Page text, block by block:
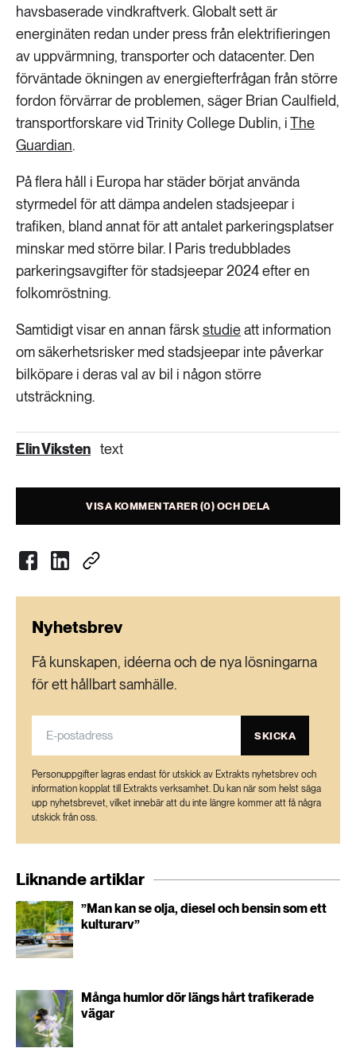
havsbaserade vindkraftverk. Globalt sett är
energinäten redan under press från elektrifieringen
av uppvärmning, transporter och datacenter. Den
förväntade ökningen av energiefterfrågan från större
fordon förvärrar de problemen, säger Brian Caulfield,
transportforskare vid Trinity College Dublin, iThe
Guardian.
På flera håll i Europa har städer börjat använda
styrmedel för att dämpa andelen stadsjeepar i
trafiken, bland annat för att antalet parkeringsplatser
minskar med större bilar. I Paris tredubblades
parkeringsavgifter för stadsjeepar 2024 efter en
folkomröstning.
Samtidigt visar en annan färskstudieatt information
om säkerhetsrisker med stadsjeepar inte påverkar
bilköpare i deras val av bil i någon större
utsträckning.
Elin Viksten text
VISA KOMMENTARER (0) OCH DELA
Nyhetsbrev
Få kunskapen, idéerna och de nya lösningarna
för ett hållbart samhälle.
SKICKA
Personuppgifter lagras endast för utskick av Extrakts nyhetsbrev och
information kopplat till Extrakts verksamhet. Du kan när som helst säga
upp nyhetsbrevet, vilket innebär att du inte längre kommer att få några
utskick från oss.
Liknande artiklar
”Man kan se olja, diesel och bensin som ett
kulturarv”
Många humlor dör längs hårt trafikerade
vägar